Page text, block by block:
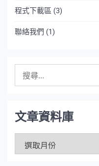
程式下載區 (3)
聯絡我們 (1)
字:
文章資料庫
資